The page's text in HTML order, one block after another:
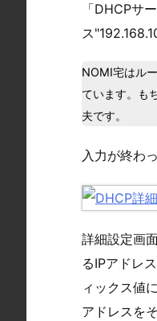
「DHCPサ
ス
NOMI宅はル
ています。も
夫です。
入力が終わ
詳細設定画
るIPアドレ
ィックス値
アドレスを